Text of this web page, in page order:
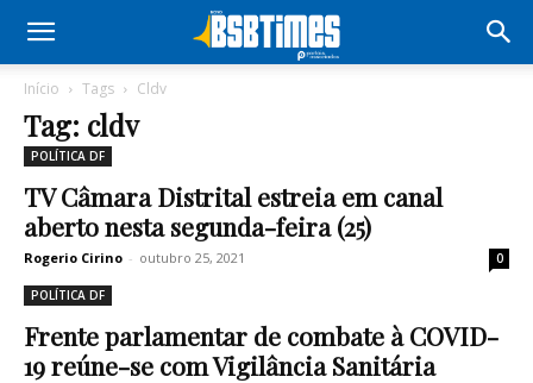
Início Tags Cldv
Tag: cldv
POLÍTICA DF
TV Câmara Distrital estreia em canal
aberto nesta segunda-feira (25)
Rogerio Cirino - outubro 25, 2021 0
POLÍTICA DF
Frente parlamentar de combate à COVID-
19 reúne-se com Vigilância Sanitária